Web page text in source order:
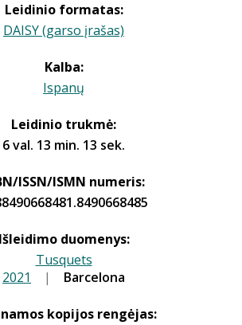
Leidinio formatas:
DAISY (garso įrašas)
Kalba:
Ispanų
Leidinio trukmė:
6 val. 13 min. 13 sek.
ISSN/ISMN numeris:
Išleidimo duomenys:
Tusquets
|
2021 | Barcelona
kopijos rengėjas: